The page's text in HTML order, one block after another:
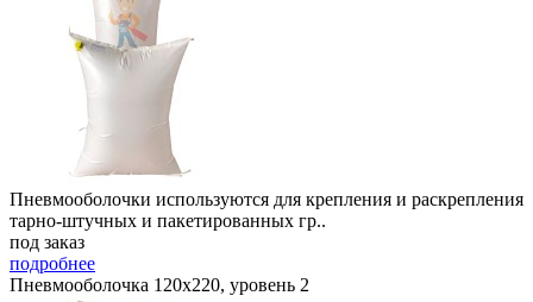
Пневмооболочки используются для крепления и раскрепления
тарно-штучных и пакетированных гр..
под заказ
подробнее
Пневмооболочка 120х220, уровень 2